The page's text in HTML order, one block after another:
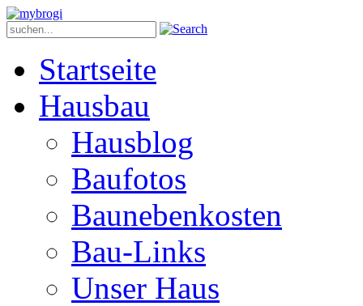
Startseite
Hausbau
Hausblog
Baufotos
Baunebenkosten
Bau-Links
Unser Haus